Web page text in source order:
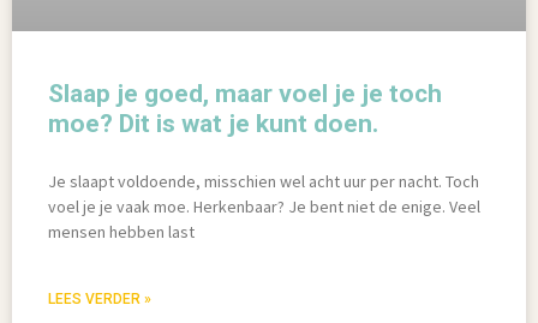
Slaap je goed, maar voel je je toch
moe? Dit is wat je kunt doen.
Je slaapt voldoende, misschien wel acht uur per nacht. Toch
voel je je vaak moe. Herkenbaar? Je bent niet de enige. Veel
mensen hebben last
LEES VERDER »